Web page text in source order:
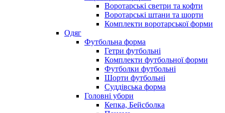
Воротарські светри та кофти
Воротарські штани та шорти
Комплекти воротарської форми
Одяг
Футбольна форма
Гетри футбольні
Комплекти футбольної форми
Футболки футбольні
Шорти футбольні
Суддівська форма
Головні убори
Кепка, Бейсболка